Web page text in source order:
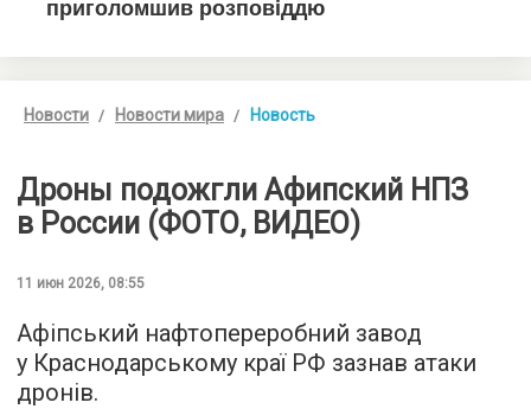
Новости Новости мира Новость
Дроны подожгли Афипский НПЗ
в России (ФОТО, ВИДЕО)
11 июн 2026, 08:55
Афіпський нафтопереробний завод
у Краснодарському краї РФ зазнав атаки
дронів.